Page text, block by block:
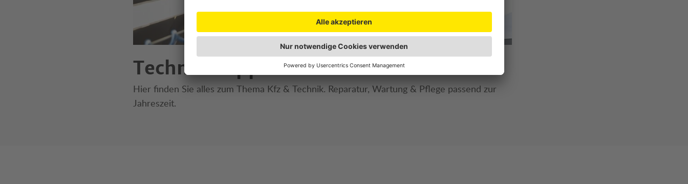
Technik-Tipps
Hier finden Sie alles zum Thema Kfz & Technik. Reparatur, Wartung & Pflege passend zur
Jahreszeit.